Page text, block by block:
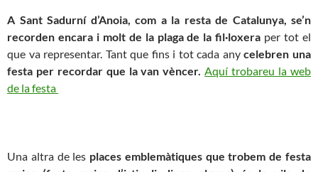
A Sant Sadurní d’Anoia, com a la resta de Catalunya, se’n
recorden encara i molt de la plaga de la fil·loxera per tot el
que va representar. Tant que fins i tot cada anycelebren una
festa per recordar que la van vèncer. Aquí trobareu la web
de la festa
Una altra de les places emblemàtiques que trobem de festa